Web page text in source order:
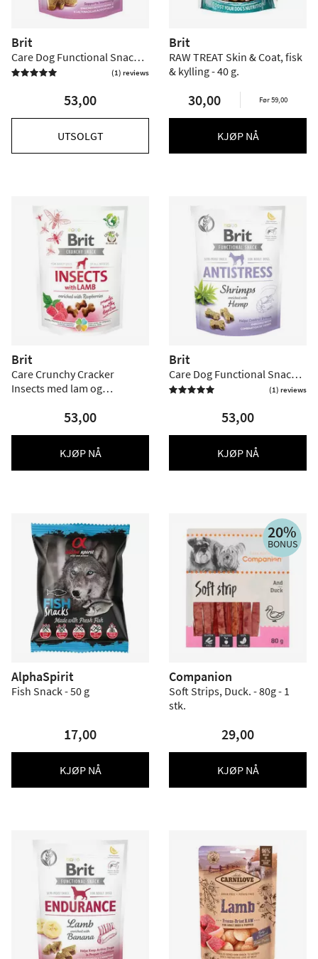
Brit
Care Dog Functional Snack
Immunity, insekt og ingefær
 (1) reviews
53,00
UTSOLGT
Brit
RAW TREAT Skin & Coat, fisk
& kylling - 40 g.
30,00 Før 59,00
KJØP NÅ
Brit
Care Crunchy Cracker
Insects med lam og
53,00
KJØP NÅ
Brit
Care Dog Functional Snack
Antistress, reker og hamp –
 (1) reviews
53,00
KJØP NÅ
AlphaSpirit
Fish Snack - 50 g
17,00
KJØP NÅ
20%
BONUS
Companion
Soft Strips, Duck. - 80g - 1
stk.
29,00
KJØP NÅ